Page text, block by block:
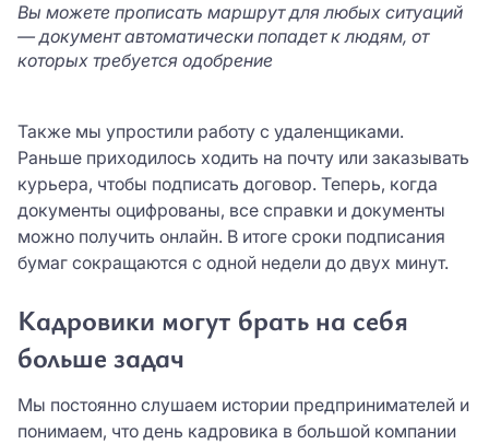
Вы можете прописать маршрут для любых ситуаций
— документ автоматически попадет к людям, от
которых требуется одобрение
Также мы упростили работу с удаленщиками.
Раньше приходилось ходить на почту или заказывать
курьера, чтобы подписать договор. Теперь, когда
документы оцифрованы, все справки и документы
можно получить онлайн. В итоге сроки подписания
бумаг сокращаются с одной недели до двух минут.
Кадровики могут брать на себя
больше задач
Мы постоянно слушаем истории предпринимателей и
понимаем, что день кадровика в большой компании